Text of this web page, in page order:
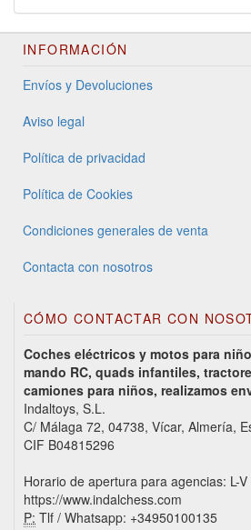
INFORMACIÓN
Envíos y Devoluciones
Aviso legal
Política de privacidad
Política de Cookies
Condiciones generales de venta
Contacta con nosotros
CÓMO CONTACTAR CON
Coches eléctricos y motos para
mando RC, quads infantiles,
camiones para niños, realizamos
Indaltoys, S.L.
C/ Málaga 72, 04738, Vícar, Almería,
CIF B04815296
Horario de apertura para agencias: L-
https://www.indalchess.com
P: Tlf / Whatsapp: +34950100135